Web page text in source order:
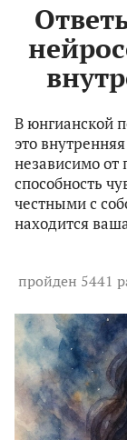
В юнгианской
это
независимо
способность
честными с
находится
пройден 5441